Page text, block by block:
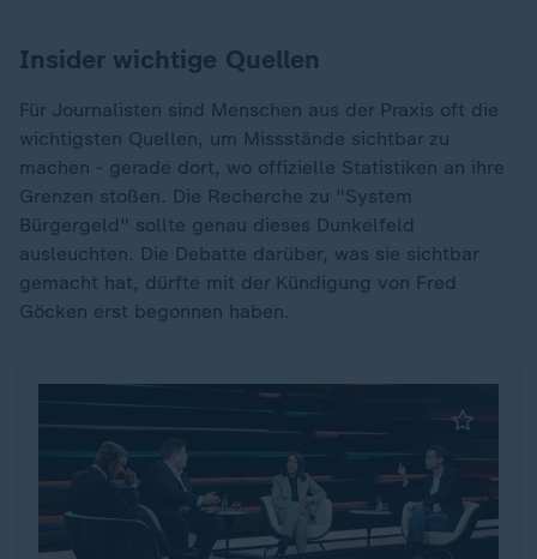
Insider wichtige Quellen
Für Journalisten sind Menschen aus der Praxis oft die
wichtigsten Quellen, um Missstände sichtbar zu
machen - gerade dort, wo offizielle Statistiken an ihre
Grenzen stoßen. Die Recherche zu "System
Bürgergeld" sollte genau dieses Dunkelfeld
ausleuchten. Die Debatte darüber, was sie sichtbar
gemacht hat, dürfte mit der Kündigung von Fred
Göcken erst begonnen haben.